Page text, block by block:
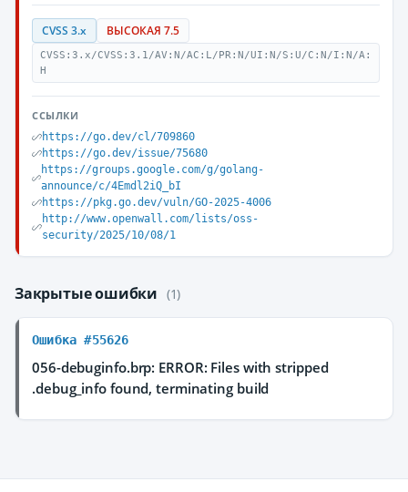
CVSS 3.x ВЫСОКАЯ 7.5
CVSS:3.x/CVSS:3.1/AV:N/AC:L/PR:N/UI:N/S:U/C:N/I:N/A:
H
ССЫЛКИ
https://go.dev/cl/709860
https://go.dev/issue/75680
https://groups.google.com/g/golang-
announce/c/4Emdl2iQ_bI
https://pkg.go.dev/vuln/GO-2025-4006
http://www.openwall.com/lists/oss-
security/2025/10/08/1
Закрытые ошибки (1)
Ошибка #55626
056-debuginfo.brp: ERROR: Files with stripped
.debug_info found, terminating build